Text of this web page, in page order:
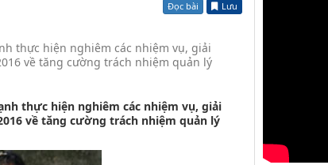
Đọc bài Lưu
thực hiện nghiêm các nhiệm vụ, giải
về tăng cường trách nhiệm quản lý
thực hiện nghiêm các nhiệm vụ, giải
về tăng cường trách nhiệm quản lý